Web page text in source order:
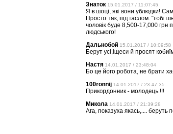
Знаток 15.01.2017 / 11:07:45
Я в шоці, які вони ублюдки!
Просто так, під гаслом: "тобі
чоловік буде 8,500-17,000 грн
людського!
Дальнобой 15.01.2017 / 10:09:58
Берут усі,іщеси й просят
Настя 14.01.2017 / 23:48:04
Бо це його робота, не брати
100ronnij 14.01.2017 / 23:47:35
Прикордонник - молодець !!!
Микола 14.01.2017 / 21:39:28
Ага, показуха якась,.... беруть